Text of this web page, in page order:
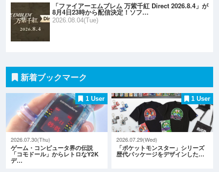
「ファイアーエムブレム 万紫千紅 Direct 2026.8.4」が
8月4日23時から配信決定！ソフ…
2026.08.04(Tue)
新着ブックマーク
1 User
2026.07.30(Thu)
ゲーム・コンピュータ界の伝説
「コモドール」からレトロなY2K
デ…
1 User
2026.07.29(Wed)
「ポケットモンスター」シリーズ
歴代パッケージをデザインした…